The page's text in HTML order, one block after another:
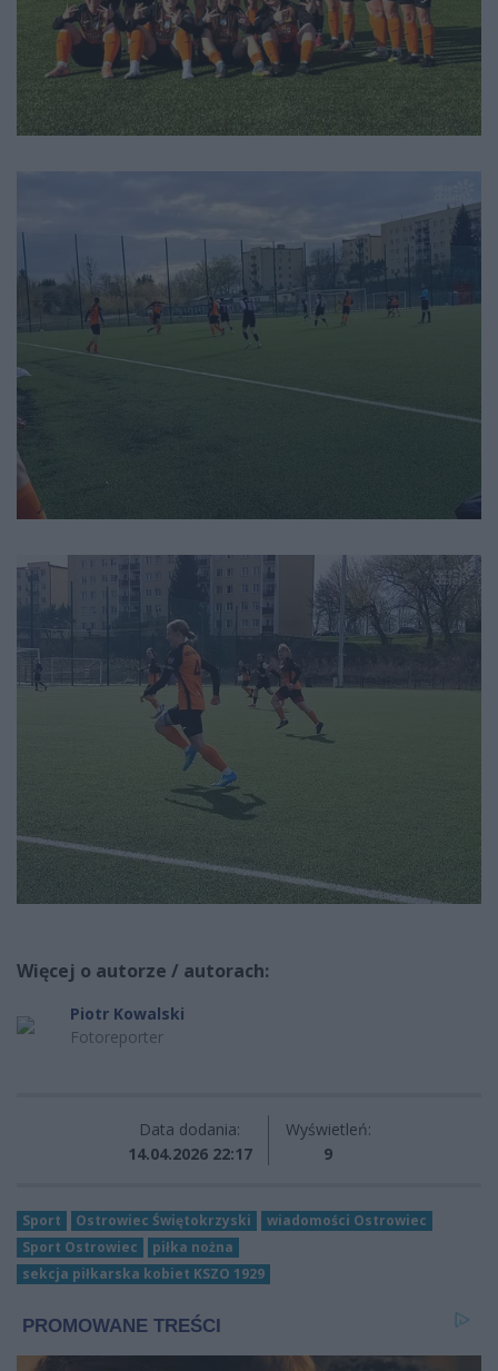
Więcej o autorze / autorach:
Piotr Kowalski
Fotoreporter
Data dodania:
14.04.2026 22:17
Wyświetleń:
9
Sport Ostrowiec Świętokrzyski
wiadomości Ostrowiec
Sport Ostrowiec
piłka nożna
sekcja piłkarska kobiet KSZO 1929